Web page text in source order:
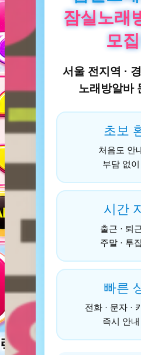
잠실노래
모
서울 전지역 ·
노래방알바
초보
처음도 안
부담 없
시간
출근 · 퇴
주말 · 투
빠른
전화 · 문자 ·
즉시 안